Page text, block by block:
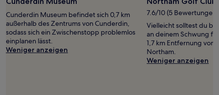
Cunderdin Museum befindet sich 0,7 km
außerhalb des Zentrums von Cunderdin,
sodass sich ein Zwischenstopp problemlos
einplanen lässt.
Weniger anzeigen
7.6/10 (5 Bewertungen)
Vielleicht solltest du
an deinem Schwung
1,7 km Entfernung
Northam.
Weniger anzeigen